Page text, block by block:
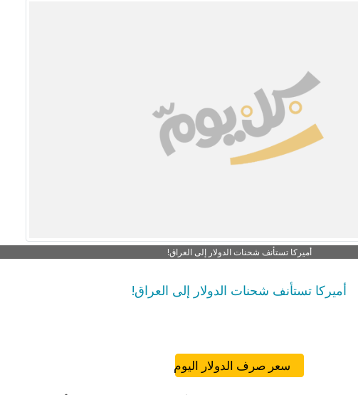
أميركا تستأنف شحنات الدولار إلى العراق!
أميركا تستأنف شحنات الدولار إلى العراق!
سعر صرف الدولار اليوم